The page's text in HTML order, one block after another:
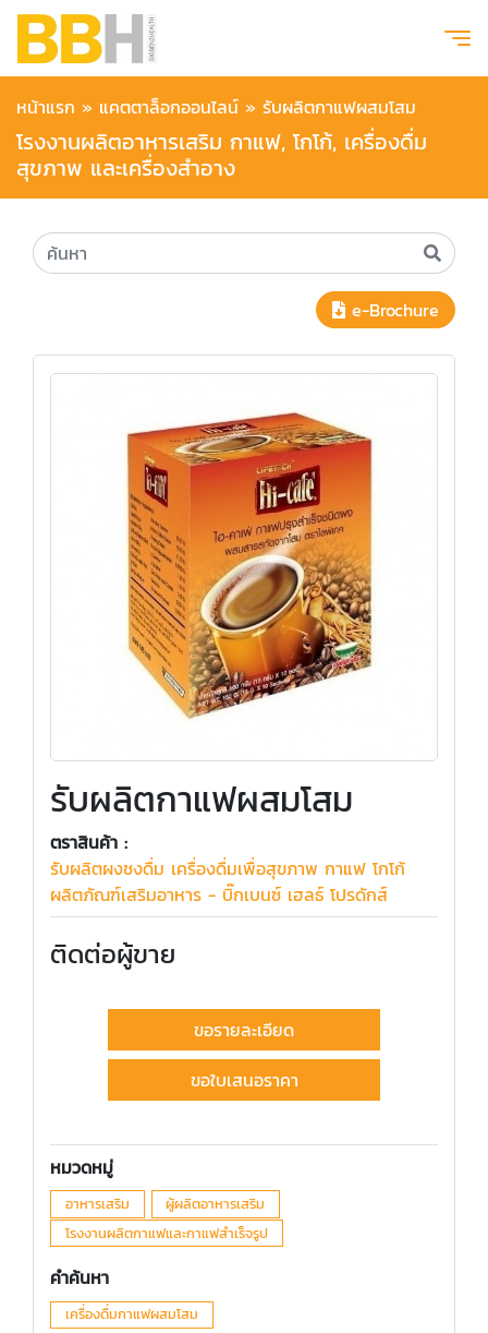
หน้าแรก » แคตตาล็อกออนไลน์ » รับผลิตกาแฟผสมโสม
โรงงานผลิตอาหารเสริม กาแฟ, โกโก้, เครื่องดื่ม
สุขภาพ และเครื่องสำอาง
e-Brochure
รับผลิตกาแฟผสมโสม
ตราสินค้า :
รับผลิตผงชงดื่ม เครื่องดื่มเพื่อสุขภาพ กาแฟ โกโก้
ผลิตภัณฑ์เสริมอาหาร - บิ๊กเบนซ์ เฮลธ์ โปรดักส์
ติดต่อผู้ขาย
ขอรายละเอียด
ขอใบเสนอราคา
หมวดหมู่
อาหารเสริม
ผู้ผลิตอาหารเสริม
โรงงานผลิตกาแฟและกาแฟสำเร็จรูป
คำค้นหา
เครื่องดื่มกาแฟผสมโสม